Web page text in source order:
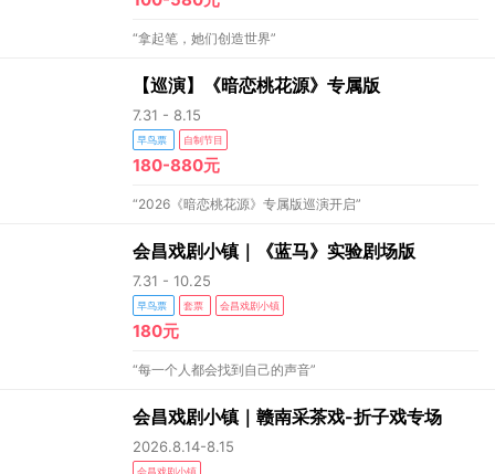
“拿起笔，她们创造世界”
【巡演】《暗恋桃花源》专属版
7.31 - 8.15
早鸟票 自制节目
180-880元
“2026《暗恋桃花源》专属版巡演开启”
会昌戏剧小镇｜《蓝马》实验剧场版
7.31 - 10.25
早鸟票 套票 会昌戏剧小镇
180元
“每一个人都会找到自己的声音”
会昌戏剧小镇｜赣南采茶戏-折子戏专场
2026.8.14-8.15
会昌戏剧小镇